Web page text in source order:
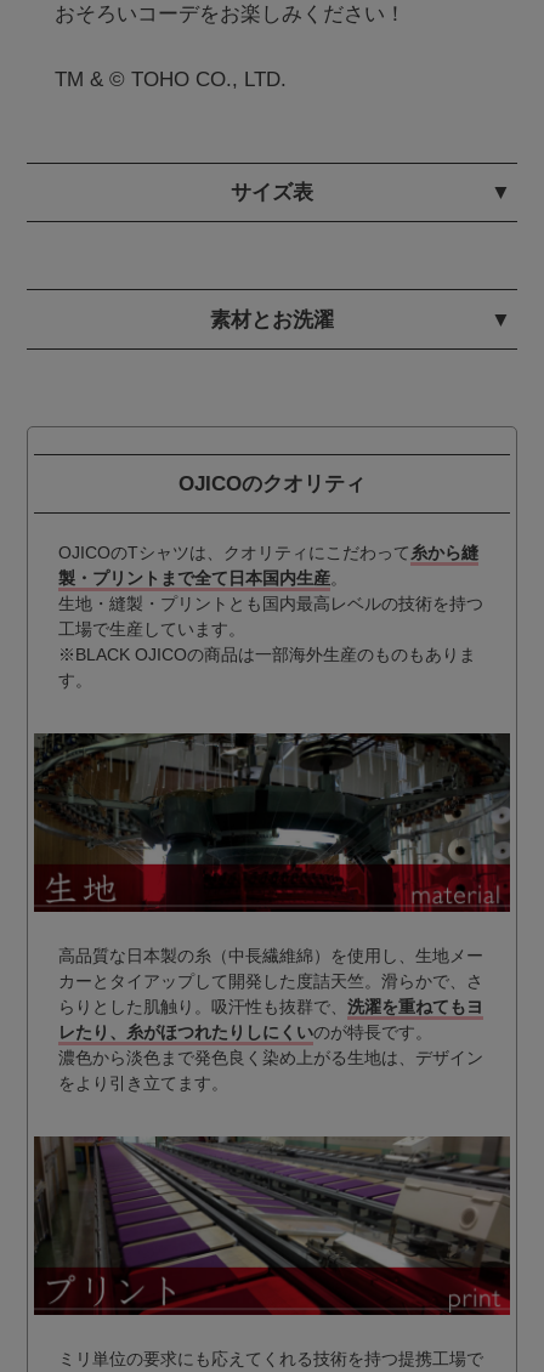
おそろいコーデをお楽しみください！
サイズ表
素材とお洗濯
OJICOのクオリティ
OJICOのTシャツは、クオリティにこだわって 糸から縫
製・プリントまで全て日本国内生産。
生地・縫製・プリントとも国内最高レベルの技術を持つ
工場で生産しています。
※BLACK OJICOの商品は一部海外生産のものもありま
す。
高品質な日本製の糸（中長繊維綿）を使用し、生地メー
カーとタイアップして開発した度詰天竺。滑らかで、さ
らりとした肌触り。吸汗性も抜群で、 洗濯を重ねてもヨ
レたり、糸がほつれたりしにくいのが特長です。
濃色から淡色まで発色良く染め上がる生地は、デザイン
をより引き立てます。
ミリ単位の要求にも応えてくれる技術を持つ提携工場で